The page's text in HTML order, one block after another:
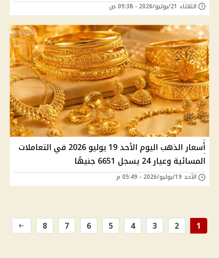
الثلاثاء 21/يوليو/2026 - 09:38 ص
أسعار الذهب اليوم الأحد 19 يوليو 2026 في التعاملات
المسائية وعيار 24 يسجل 6651 جنيهًا
الأحد 19/يوليو/2026 - 05:49 م
1
2
3
4
5
6
7
8